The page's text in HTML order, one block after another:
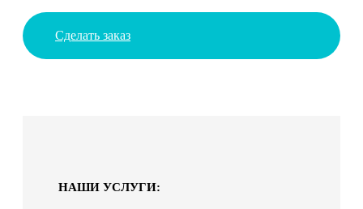
Сделать заказ
НАШИ УСЛУГИ: